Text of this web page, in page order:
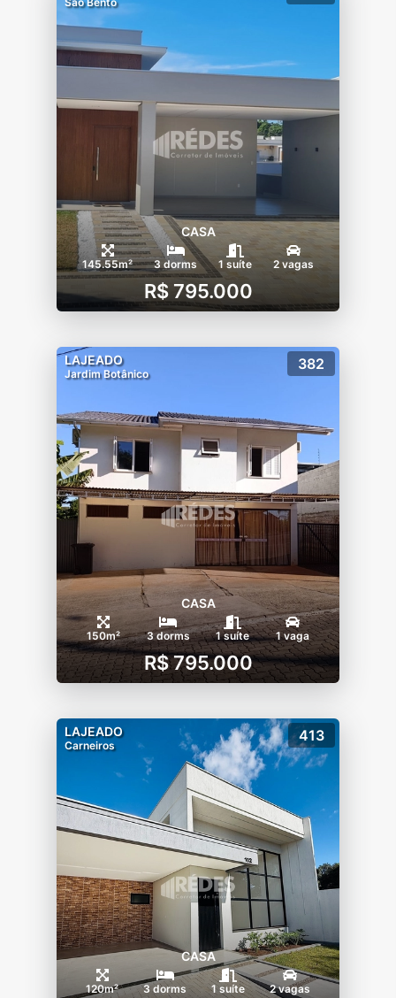
CASA
145.55m² 3 dorms 1 suíte 2 vagas
R$ 795.000
LAJEADO
Jardim Botânico
382
CASA
150m² 3 dorms 1 suíte 1 vaga
R$ 795.000
LAJEADO
Carneiros
413
CASA
120m² 3 dorms 1 suíte 2 vagas